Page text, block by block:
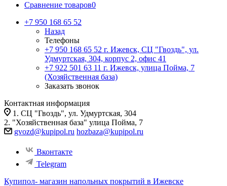
Сравнение товаров0
+7 950 168 65 52
Назад
Телефоны
+7 950 168 65 52 г. Ижевск, СЦ "Гвоздь", ул.
Удмуртская, 304, корпус 2, офис 41
+7 922 501 63 11 г. Ижевск, улица Пойма, 7
(Хозяйственная база)
Заказать звонок
Контактная информация
1. СЦ "Гвоздь", ул. Удмуртская, 304
2. "Хозяйственная база" улица Пойма, 7
gvozd@kupipol.ru hozbaza@kupipol.ru
Вконтакте
Telegram
Купипол- магазин напольных покрытий в Ижевске